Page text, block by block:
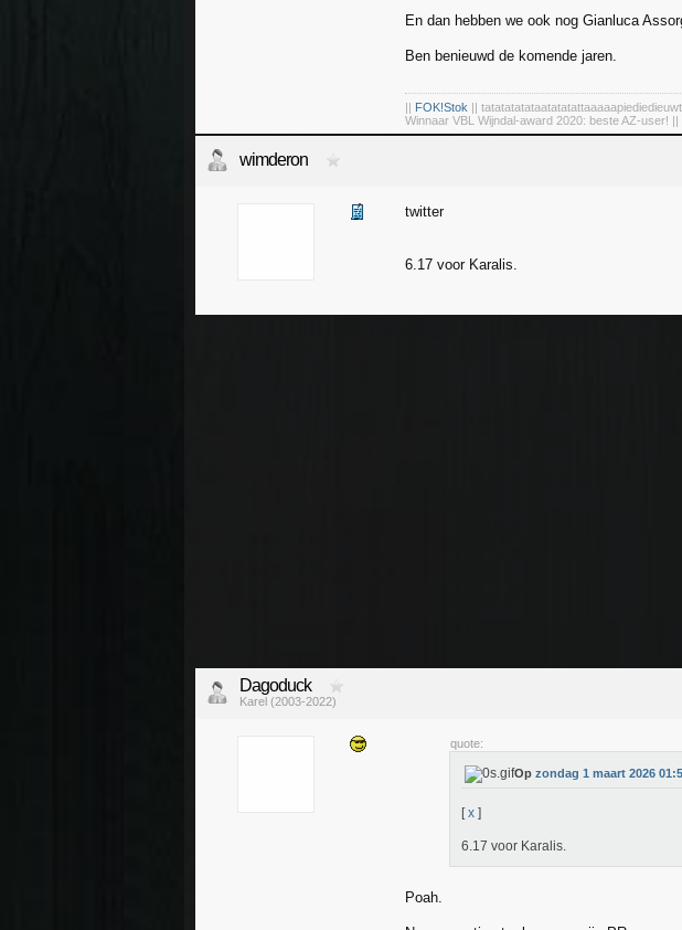
En dan hebben we ook nog Gianluca
Ben benieuwd de komende jaren.
|| FOK!Stok ||
Winnaar VBL Wijndal-award 2020: beste AZ-user! ||
wimderon
twitter
6.17 voor Karalis.
Dagoduck
Karel (2003-2022)
quote:
Op zondag 1 maart 2026
[x ]
6.17 voor Karalis.
Poah.